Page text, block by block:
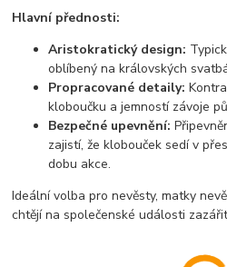
Hlavní přednosti:
Aristokratický design:
oblíbený na královských
Propracované detaily:
kloboučku a jemností závoje
Bezpečné upevnění:
zajistí, že klobouček sedí v
dobu akce.
Ideální volba pro nevěsty, matky
chtějí na společenské události